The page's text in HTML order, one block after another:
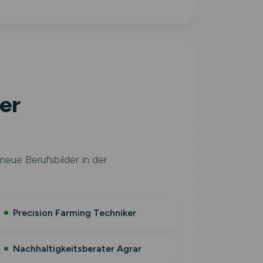
Berufsbilder in der
Precision Farming Techniker
Nachhaltigkeitsberater Agrar